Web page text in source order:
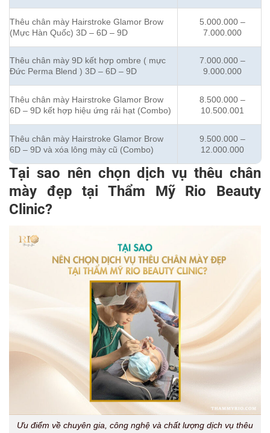
Thêu chân mày Hairstroke Glamor Brow
(Mực Hàn Quốc) 3D – 6D – 9D
5.000.000 –
7.000.000
Thêu chân mày 9D kết hợp ombre ( mực
Đức Perma Blend ) 3D – 6D – 9D
7.000.000 –
9.000.000
Thêu chân mày Hairstroke Glamor Brow
6D – 9D kết hợp hiệu ứng rải hạt (Combo)
8.500.000 –
10.500.001
Thêu chân mày Hairstroke Glamor Brow
6D – 9D và xóa lông mày cũ (Combo)
9.500.000 –
12.000.000
Tại sao nên chọn dịch vụ thêu chân
mày đẹp tại Thẩm Mỹ Rio Beauty
Clinic?
Ưu điểm về chuyên gia, công nghệ và chất lượng dịch vụ thêu